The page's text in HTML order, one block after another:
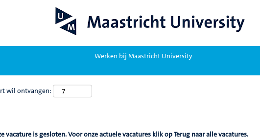
Werken bij Maastricht University
wil ontvangen:
vacature is gesloten. Voor onze actuele vacatures klik op Terug naar alle vacatures.